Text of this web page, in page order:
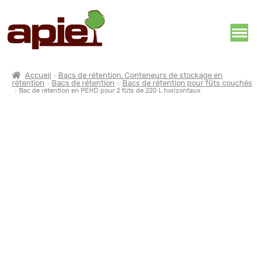
Accueil
Bacs de rétention, Conteneurs de stockage en
rétention
Bacs de rétention Bacs de rétention pour fûts couchés
Bac de rétention en PEHD pour 2 fûts de 220 L horizontaux